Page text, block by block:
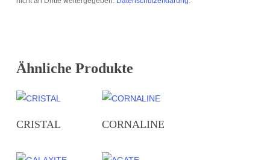
Ähnliche Produkte
CRISTAL CORNALINE